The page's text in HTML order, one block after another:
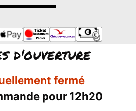
d'ouverture
fermé
pour 12h20